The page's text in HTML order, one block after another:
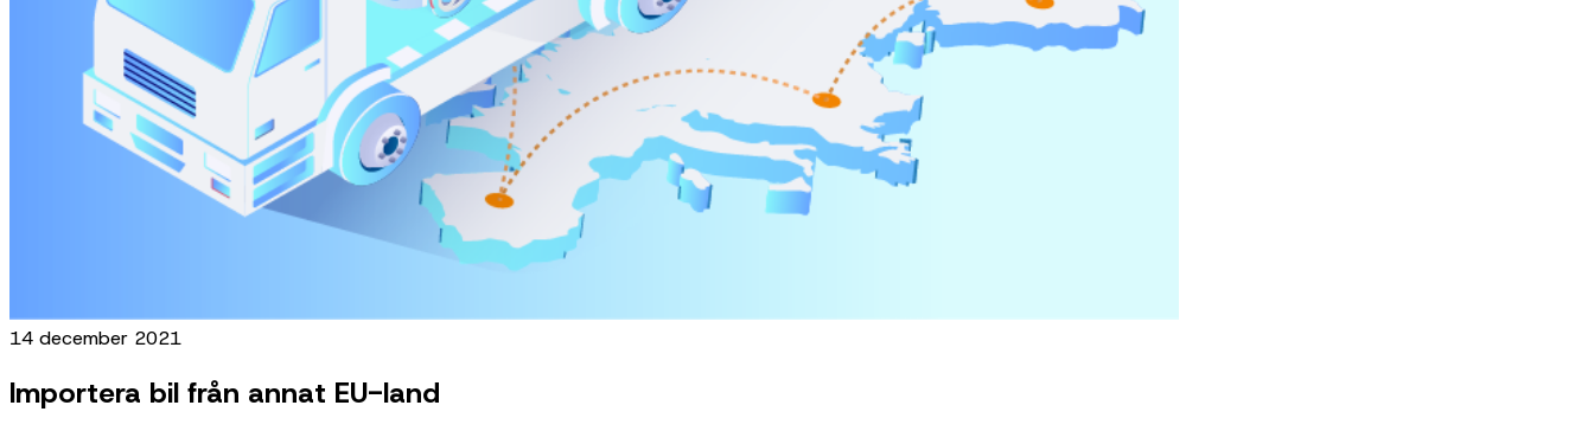
14 december 2021
Importera bil från annat EU-land